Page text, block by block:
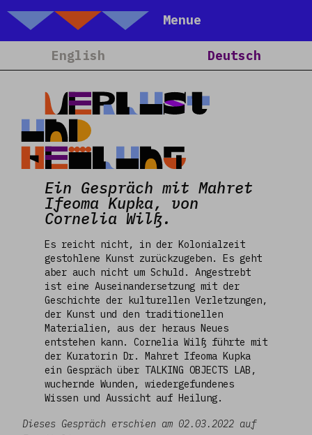
Talking Objects
Menue
Home
Über Uns
Projekte
Kalender
People
Team
Media
Kontakt
English Deutsch
Verlust
und
Heilung
Ein Gespräch mit Mahret
Ifeoma Kupka, von
Cornelia Wilß.
Es reicht nicht, in der Kolonialzeit
gestohlene Kunst zurückzugeben. Es geht
aber auch nicht um Schuld. Angestrebt
ist eine Auseinandersetzung mit der
Geschichte der kulturellen Verletzungen,
der Kunst und den traditionellen
Materialien, aus der heraus Neues
entstehen kann. Cornelia Wilß führte mit
der Kuratorin Dr. Mahret Ifeoma Kupka
ein Gespräch über TALKING OBJECTS LAB,
wuchernde Wunden, wiedergefundenes
Wissen und Aussicht auf Heilung.
Dieses Gespräch erschien am 02.03.2022 auf